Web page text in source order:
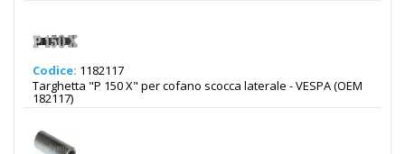
Codice: 1182117
Targhetta "P 150 X" per cofano scocca laterale - VESPA (OEM
182117)